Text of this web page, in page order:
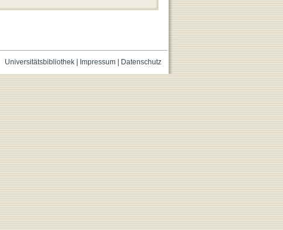
Universitätsbibliothek| Impressum| Datenschutz